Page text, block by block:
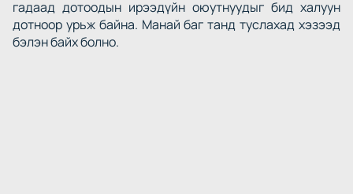
гадаад дотоодын ирээдүйн оюутнуудыг бид халуун
дотноор урьж байна. Манай баг танд туслахад хэзээд
бэлэн байх болно.